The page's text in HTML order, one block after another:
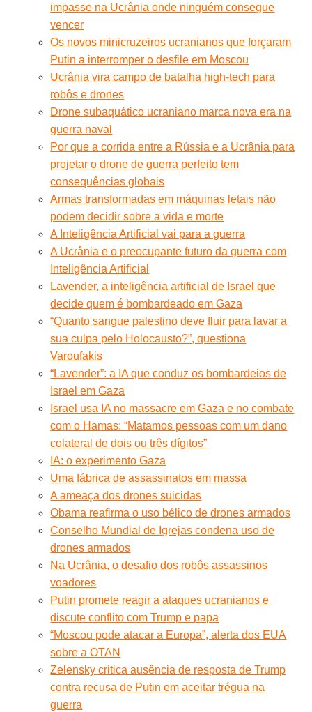
impasse na Ucrânia onde ninguém consegue
vencer
Os novos minicruzeiros ucranianos que forçaram
Putin a interromper o desfile em Moscou
Ucrânia vira campo de batalha high-tech para
robôs e drones
Drone subaquático ucraniano marca nova era na
guerra naval
Por que a corrida entre a Rússia e a Ucrânia para
projetar o drone de guerra perfeito tem
consequências globais
Armas transformadas em máquinas letais não
podem decidir sobre a vida e morte
A Inteligência Artificial vai para a guerra
A Ucrânia e o preocupante futuro da guerra com
Inteligência Artificial
Lavender, a inteligência artificial de Israel que
decide quem é bombardeado em Gaza
“Quanto sangue palestino deve fluir para lavar a
sua culpa pelo Holocausto?”, questiona
Varoufakis
“Lavender”: a IA que conduz os bombardeios de
Israel em Gaza
Israel usa IA no massacre em Gaza e no combate
com o Hamas: “Matamos pessoas com um dano
colateral de dois ou três dígitos”
IA: o experimento Gaza
Uma fábrica de assassinatos em massa
A ameaça dos drones suicidas
Obama reafirma o uso bélico de drones armados
Conselho Mundial de Igrejas condena uso de
drones armados
Na Ucrânia, o desafio dos robôs assassinos
voadores
Putin promete reagir a ataques ucranianos e
discute conflito com Trump e papa
“Moscou pode atacar a Europa”, alerta dos EUA
sobre a OTAN
Zelensky critica ausência de resposta de Trump
contra recusa de Putin em aceitar trégua na
guerra